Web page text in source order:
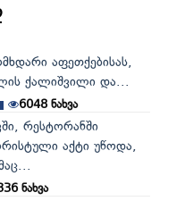
აფეთქებისას,
ქალიშვილი და...
6048 ნახვა
რესტორანში
აქტი უწოდა,
ნახვა